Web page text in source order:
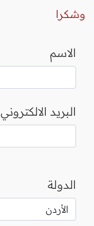
وشكرا
الاسم
البريد الالكتروني
الدولة